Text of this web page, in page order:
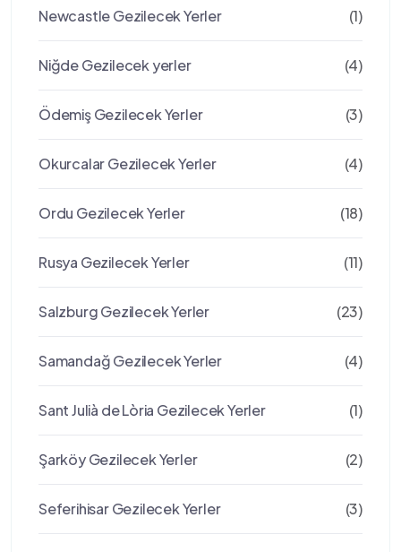
Newcastle Gezilecek Yerler (1)
Niğde Gezilecek yerler (4)
Ödemiş Gezilecek Yerler (3)
Okurcalar Gezilecek Yerler (4)
Ordu Gezilecek Yerler (18)
Rusya Gezilecek Yerler (11)
Salzburg Gezilecek Yerler (23)
Samandağ Gezilecek Yerler (4)
Sant Julià de Lòria Gezilecek Yerler (1)
Şarköy Gezilecek Yerler (2)
Seferihisar Gezilecek Yerler (3)